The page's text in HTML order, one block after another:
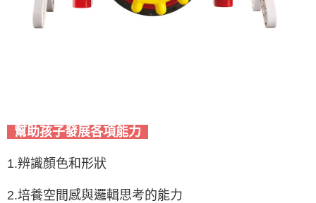
幫助孩子發展各項能力
1.辨識顏色和形狀
2.培養空間感與邏輯思考的能力